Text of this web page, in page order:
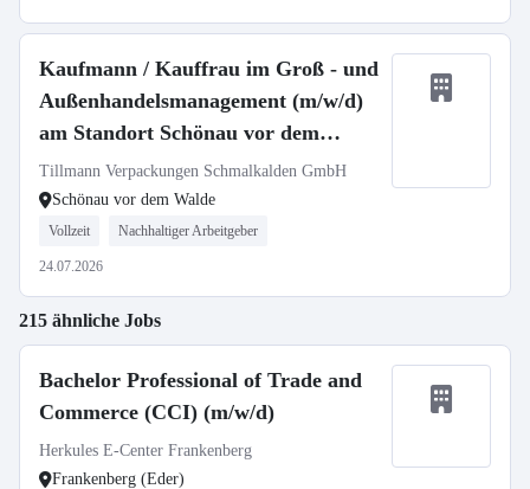
Kaufmann / Kauffrau im Groß - und
Außenhandelsmanagement (m/w/d)
am Standort Schönau vor dem
Walde
Tillmann Verpackungen Schmalkalden GmbH
Schönau vor dem Walde
Vollzeit Nachhaltiger Arbeitgeber
24.07.2026
215 ähnliche Jobs
Bachelor Professional of Trade and
Commerce (CCI) (m/w/d)
Herkules E-Center Frankenberg
Frankenberg (Eder)